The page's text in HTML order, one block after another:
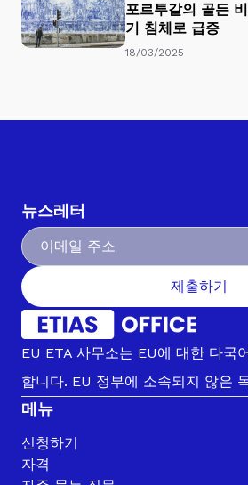
포르투갈의 골든
기 침체로 급증
18/03/2025
뉴스레터
제출하기
EU ETA 사무소는 EU에 대한 다국
합니다. EU 정부에 소속되지 않은
메뉴
신청하기
자격